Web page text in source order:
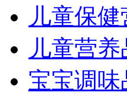
儿童保
儿童营
宝宝调味